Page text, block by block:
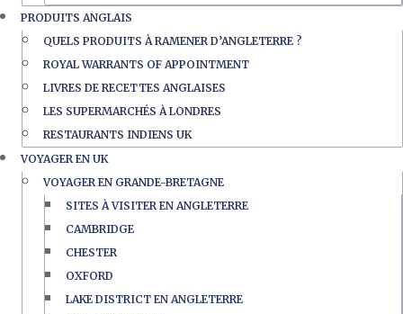
PRODUITS ANGLAIS
QUELS PRODUITS À RAMENER D’ANGLETERRE ?
ROYAL WARRANTS OF APPOINTMENT
LIVRES DE RECETTES ANGLAISES
LES SUPERMARCHÉS À LONDRES
RESTAURANTS INDIENS UK
VOYAGER EN UK
VOYAGER EN GRANDE-BRETAGNE
SITES À VISITER EN ANGLETERRE
CAMBRIDGE
CHESTER
OXFORD
LAKE DISTRICT EN ANGLETERRE